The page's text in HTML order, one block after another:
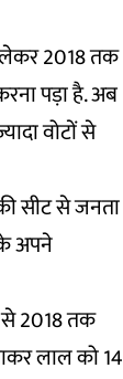
लेकर 2018 तक
पड़ा है. अब
वोटों से
सीट से जनता
अपने
से 2018 तक
लाल को 14